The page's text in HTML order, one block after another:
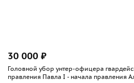
30 000 ₽
Головной убор унтер-офицера
правления Павла I - начала правления